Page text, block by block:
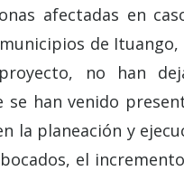
afectadas en
de Ituango,
no han
han venido
la planeación y
el